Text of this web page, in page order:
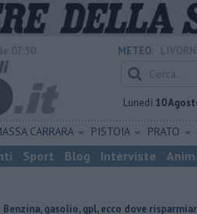
METEO:
Lunedì 10
CARRARA PISTOIA PRATO
Sport Blog Interviste
gasolio, gpl, ecco dove risparmiare